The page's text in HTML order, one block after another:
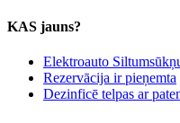
KAS jauns?
Elektroauto
Rezervācija ir pieņemta
Dezinficē telpas ar